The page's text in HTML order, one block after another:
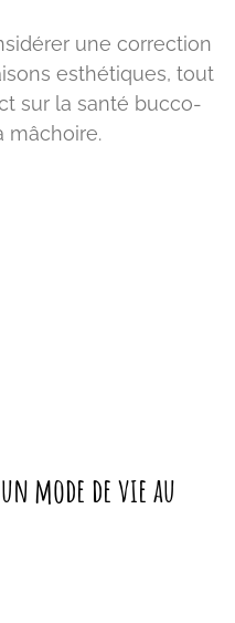
une correction
esthétiques, tout
sur la santé bucco-
mâchoire.
mode de vie au